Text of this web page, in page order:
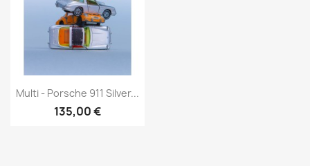
Aperçu rapide
Multi - Porsche 911 Silver...
135,00 €